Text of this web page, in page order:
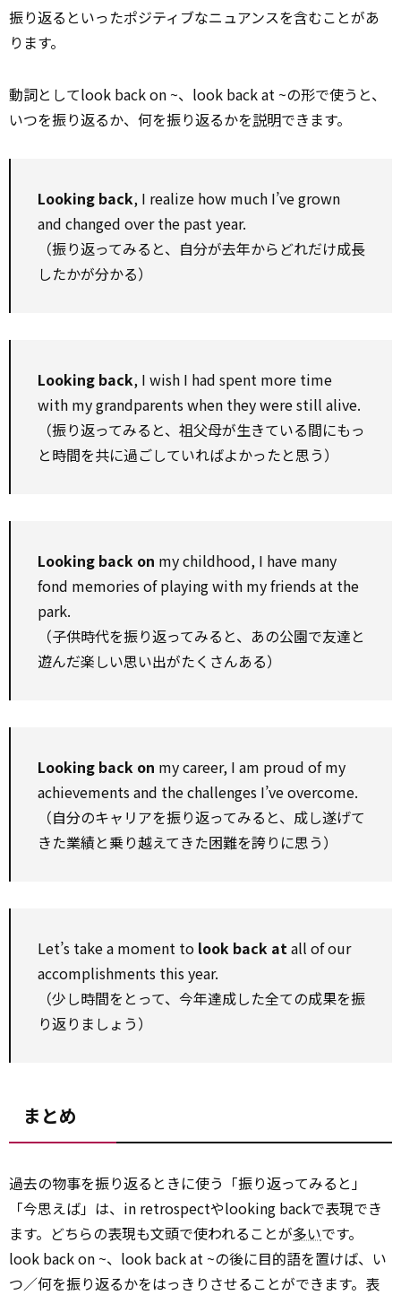
振り返るといったポジティブなニュアンスを含むことがあ
ります。
動詞としてlook back on ~、look back at ~の形で使うと、
いつを振り返るか、何を振り返るかを説明できます。
Looking back, I realize how much I’ve grown
and changed over the past year.
（振り返ってみると、自分が去年からどれだけ成長
したかが分かる）
Looking back, I wish I had spent more time
with my grandparents when they were still alive.
（振り返ってみると、祖父母が生きている間にもっ
と時間を共に過ごしていればよかったと思う）
Looking back on my childhood, I have many
fond memories of playing with my friends at the
park.
（子供時代を振り返ってみると、あの公園で友達と
遊んだ楽しい思い出がたくさんある）
Looking back on my career, I am proud of my
achievements and the challenges I’ve overcome.
（自分のキャリアを振り返ってみると、成し遂げて
きた業績と乗り越えてきた困難を誇りに思う）
Let’s take a moment to look back atall of our
accomplishments this year.
（少し時間をとって、今年達成した全ての成果を振
り返りましょう）
まとめ
過去の物事を振り返るときに使う「振り返ってみると」
「今思えば」は、in retrospectやlooking backで表現でき
ます。どちらの表現も文頭で使われることが多いです。
look back on ~、look back at ~の後に目的語を置けば、い
つ／何を振り返るかをはっきりさせることができます。表